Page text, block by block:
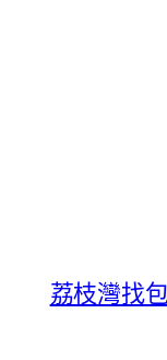
荔枝灣找